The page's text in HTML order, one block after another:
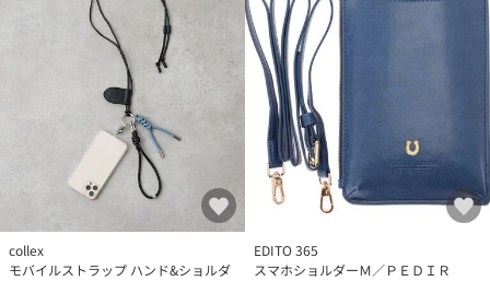
collex
モバイルストラップ ハンド&ショルダ
EDITO 365
スマホショルダーＭ／ＰＥＤＩＲ